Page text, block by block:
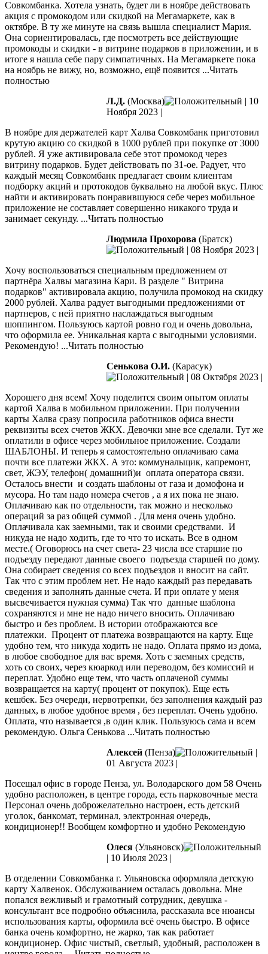
Совкомбанка. Хотела узнать, будет ли в ноябре действовать
акция с промокодом или скидкой на Мегамаркете, как в
октябре. В ту же минуте на связь вышла специалист Мария.
Она сориентировалась, где посмотреть все действующие
промокоды и скидки - в витрине подарков в приложении, и в
итоге я нашла себе пару симпатичных. На Мегамаркете пока
на ноябрь не вижу, но, возможно, ещё появится ...Читать
полностью
Л.Д. (Москва) | 10
Ноября 2023 |
В ноябре для держателей карт Халва Совкомбанк приготовил
крутую акцию со скидкой в 1000 рублей при покупке от 3000
рублей. Я уже активировала себе этот промокод через
витрину подарков. Будет действовать по 31-ое. Радует, что
каждый месяц Совкомбанк предлагает своим клиентам
подборку акций и протокодов буквально на любой вкус. Плюс
найти и активировать понравившуюся себе через мобильное
приложение не составляет совершенно никакого труда и
занимает секунду. ...Читать полностью
Людмила Прохорова (Братск)
| 08 Ноября 2023 |
Хочу воспользоваться специальным предложением от
партнёра Халвы магазина Кари. В разделе " Витрина
подарков" активировала акцию, получила промокод на скидку
2000 рублей. Халва радует выгодными предложениями от
партнеров, с ней приятно наслаждаться выгодным
шоппингом. Пользуюсь картой ровно год и очень довольна,
что оформила ее. Уникальная карта с выгодными условиями.
Рекомендую! ...Читать полностью
Сенькова О.И. (Карасук)
| 08 Октября 2023 |
Хорошего дня всем! Хочу поделится своим опытом оплаты
картой Халва в мобильном приложении. При получении
карты Халва сразу попросила работников офиса внести
реквизиты всех счетов ЖКХ. Девочки мне все сделали. Тут же
оплатили в офисе через мобильное приложение. Создали
ШАБЛОНЫ. И теперь я самостоятельно оплачиваю сама
почти все платежи ЖКХ. А это: коммунальщик, капремонт,
свет, ЖЭУ, телефон( домашний)и оплата оператора связи.
Осталось внести и создать шаблоны от газа и домофона и
мусора. Но там надо номера счетов , а я их пока не знаю.
Оплачиваю как по отдельности, так можно и несколько
операций за раз общей суммой . Для меня очень удобно.
Оплачивала как заемными, так и своими средствами. И
никуда не надо ходить, где то что то искать. Все в одном
месте.( Оговорюсь на счет света- 23 числа все старшие по
подъезду передают данные своего подъезда старшей по дому.
Она собирает сведения со всех подъездов и вносит на сайт.
Так что с этим проблем нет. Не надо каждый раз передавать
сведения и заполнять данные счета. И при оплате у меня
высвечивается нужная сумма) Так что данные шаблона
сохраняются и мне не надо ничего вносить. Оплачиваю
быстро и без проблем. В истории отображаются все
платежки. Процент от платежа возвращаются на карту. Еще
удобно тем, что никуда ходить не надо. Оплата прямо из дома,
в любое свободное для вас время. Хоть с заемных средств,
хоть со своих, через кюаркод или переводом, без комиссий и
переплат. Удобно еще тем, что часть оплаченой суммы
возвращается на карту( процент от покупок). Еще есть
кешбек. Без очереди, нервотрепки, без заполнения каждый раз
данных, в любое удобное время , без переплат. Очень удобно.
Оплата, что называется ,в один клик. Пользуюсь сама и всем
рекомендую. Ольга Сенькова ...Читать полностью
Алексей (Пенза)
|
01 Августа 2023 |
Посещал офис в городе Пенза, ул. Володарского дом 58 Очень
удобно расположен, в центре города, есть парковочные места
Персонал очень доброжелательно настроен, есть детский
уголок, банкомат, терминал, электронная очередь,
кондиционер!! Вообщем комфортно и удобно Рекомендую
Олеся (Ульяновск)
| 10 Июля 2023 |
В отделении Совкомбанка г. Ульяновска оформляла детскую
карту Халвенок. Обслуживанием осталась довольна. Мне
попался вежливый и грамотный сотрудник, девушка -
консультант все подробно объяснила, рассказала все нюансы
использования карты, оформила всё очень быстро. В офисе
банка очень комфортно, не жарко, так как работает
кондиционер. Офис чистый, светлый, удобный, расположен в